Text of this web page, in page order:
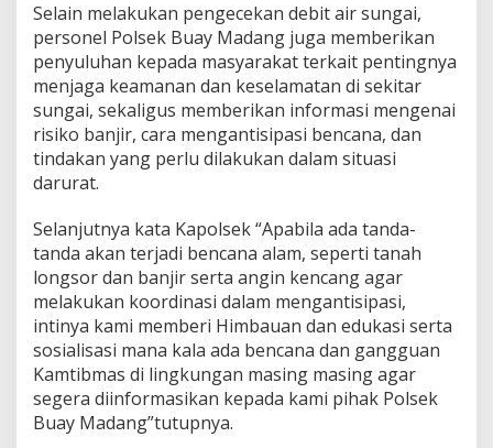
g
a
i
D
i
M
u
s
i
u
j
a
Selain melakukan pengecekan debit air sungai,
personel Polsek Buay Madang juga memberikan
penyuluhan kepada masyarakat terkait pentingnya
menjaga keamanan dan keselamatan di sekitar
sungai, sekaligus memberikan informasi mengenai
risiko banjir, cara mengantisipasi bencana, dan
tindakan yang perlu dilakukan dalam situasi
darurat.
Selanjutnya kata Kapolsek “Apabila ada tanda-
tanda akan terjadi bencana alam, seperti tanah
longsor dan banjir serta angin kencang agar
melakukan koordinasi dalam mengantisipasi,
intinya kami memberi Himbauan dan edukasi serta
sosialisasi mana kala ada bencana dan gangguan
Kamtibmas di lingkungan masing masing agar
segera diinformasikan kepada kami pihak Polsek
Buay Madang”tutupnya.